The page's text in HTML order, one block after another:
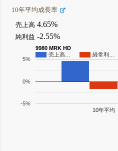
10年平均成長率
売上高 4.65%
純利益 -2.55%
9980 MRK HD
売上高…
経常利…
10年平均
-5%
0%
5%